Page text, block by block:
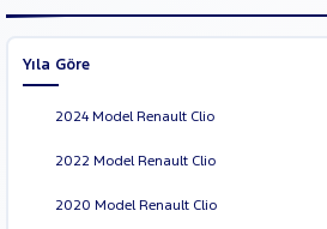
Yıla Göre
2024 Model Renault Clio
2022 Model Renault Clio
2020 Model Renault Clio